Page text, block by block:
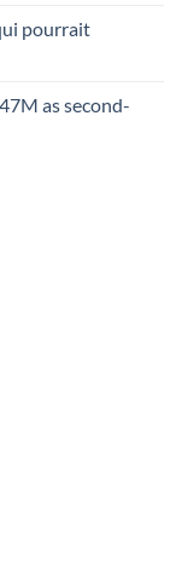
pourrait
as second-